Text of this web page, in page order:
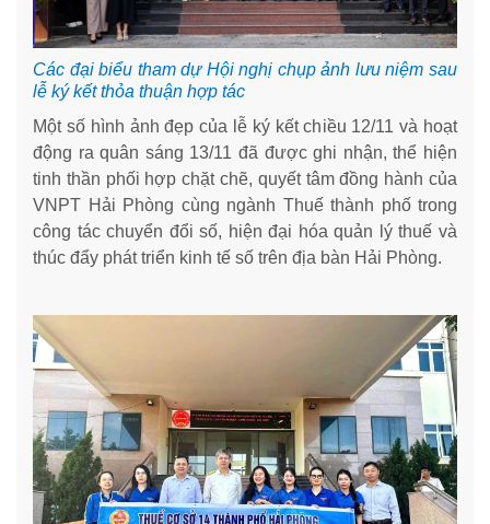
Các đại biểu tham dự Hội nghị chụp ảnh lưu niệm sau
lễ ký kết thỏa thuận hợp tác
Một số hình ảnh đẹp của lễ ký kết chiều 12/11 và hoạt
động ra quân sáng 13/11 đã được ghi nhận, thể hiện
tinh thần phối hợp chặt chẽ, quyết tâm đồng hành của
VNPT Hải Phòng cùng ngành Thuế thành phố trong
công tác chuyển đổi số, hiện đại hóa quản lý thuế và
thúc đẩy phát triển kinh tế số trên địa bàn Hải Phòng.